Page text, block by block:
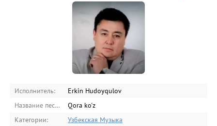
Исполнитель:
Erkin Hudoyqulov
Название песни:
Qora ko'z
Категории:
Узбекская Музыка